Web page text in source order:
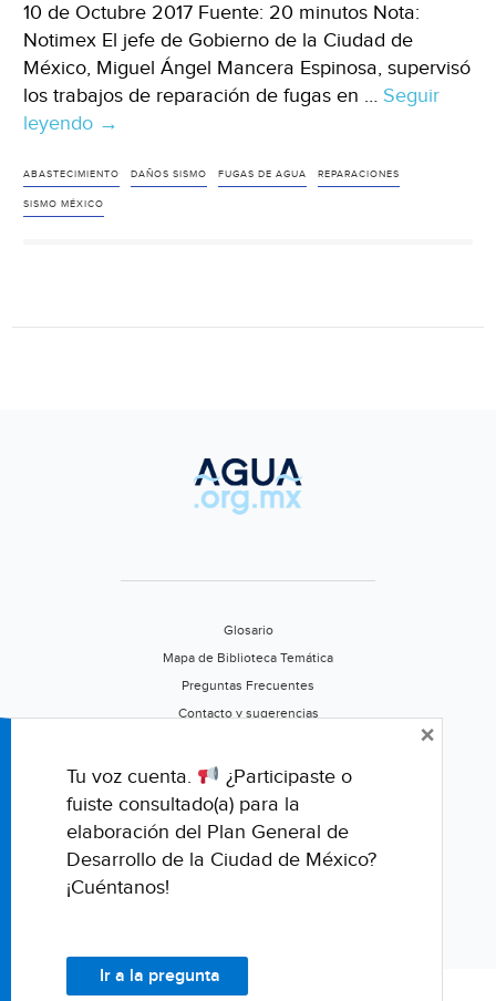
10 de Octubre 2017 Fuente: 20 minutos Nota:
Notimex El jefe de Gobierno de la Ciudad de
México, Miguel Ángel Mancera Espinosa, supervisó
los trabajos de reparación de fugas en … Seguir
leyendo CdMx:
de
70
→
ABASTECIMIENTO DAÑOS SISMO FUGAS DE AGUA REPARACIONES
SISMO MÉXICO
Glosario
Mapa de Biblioteca Temática
Preguntas Frecuentes
Contacto y sugerencias
Califica este portal
Tu voz cuenta.
¿Participaste o
fuiste consultado(a) para la
elaboración del Plan General de
Desarrollo de la Ciudad de México?
¡Cuéntanos!
Ir a la pregunta
×